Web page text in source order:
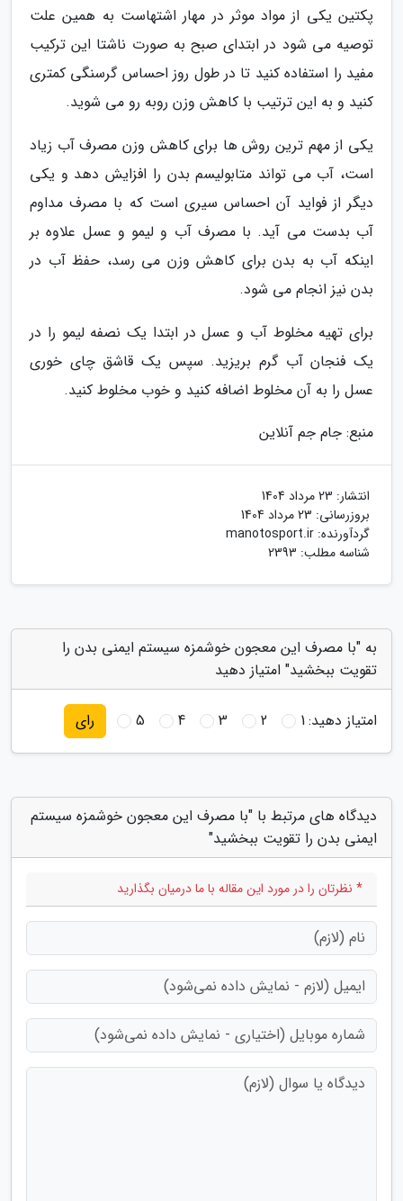
پکتین یکی از مواد موثر در مهار اشتهاست به همین علت
توصیه می شود در ابتدای صبح به صورت ناشتا این ترکیب
مفید را استفاده کنید تا در طول روز احساس گرسنگی کمتری
کنید و به این ترتیب با کاهش وزن روبه رو می شوید.
یکی از مهم ترین روش ها برای کاهش وزن مصرف آب زیاد
است، آب می تواند متابولیسم بدن را افزایش دهد و یکی
دیگر از فواید آن احساس سیری است که با مصرف مداوم
آب بدست می آید. با مصرف آب و لیمو و عسل علاوه بر
اینکه آب به بدن برای کاهش وزن می رسد، حفظ آب در
بدن نیز انجام می شود.
برای تهیه مخلوط آب و عسل در ابتدا یک نصفه لیمو را در
یک فنجان آب گرم بریزید. سپس یک قاشق چای خوری
عسل را به آن مخلوط اضافه کنید و خوب مخلوط کنید.
منبع: جام جم آنلاین
انتشار: 23 مرداد 1404
بروزرسانی: 23 مرداد 1404
گردآورنده: manotosport.ir
شناسه مطلب: 2393
به "با مصرف این معجون خوشمزه سیستم ایمنی بدن را
تقویت ببخشید" امتیاز دهید
امتیاز دهید:1
2
3
4
5 رای
دیدگاه های مرتبط با "با مصرف این معجون خوشمزه سیستم
ایمنی بدن را تقویت ببخشید"
* نظرتان را در مورد این مقاله با ما درمیان بگذارید